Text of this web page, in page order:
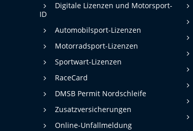
Digitale Lizenzen und Motorsport-
ID
Automobilsport-Lizenzen
Motorradsport-Lizenzen
Sportwart-Lizenzen
RaceCard
DMSB Permit Nordschleife
Zusatzversicherungen
Online-Unfallmeldung
Nutzung.
externen
ggf. Cookies
aktiviert werden.